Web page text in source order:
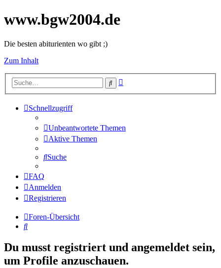
www.bgw2004.de
Die besten abiturienten wo gibt ;)
Zum Inhalt
Suche
Schnellzugriff
Unbeantwortete Themen
Aktive Themen
Suche
FAQ
Anmelden
Registrieren
Foren-Übersicht
Suche
Du musst registriert und angemeldet sein,
um Profile anzuschauen.